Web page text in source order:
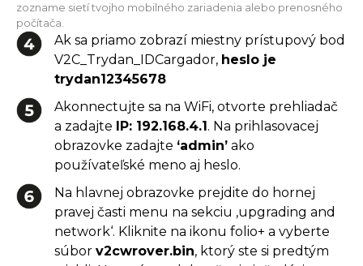
zozname sietí tvojho mobilného zariadenia alebo prenosného
počítača.
Ak sa priamo zobrazí miestny prístupový bod
V2C_Trydan_IDCargador, heslo je
trydan12345678
Akonnectujte sa na WiFi, otvorte prehliadač
a zadajte
IP: 192.168.4.1 . Na prihlasovacej
obrazovke zadajte ‘admin’ ako
používateľské meno aj heslo.
Na hlavnej obrazovke prejdite do hornej
pravej časti menu na sekciu ‚upgrading and
network‘. Kliknite na ikonu folio+ a vyberte
súbor v2cwrover.bin, ktorý ste si predtým